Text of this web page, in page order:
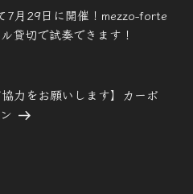
7月29日に開催！mezzo-forte
貸切で試奏できます！
力をお願いします】カーボ